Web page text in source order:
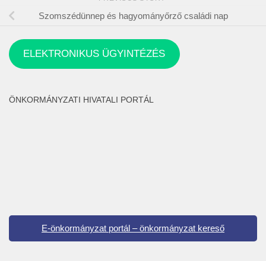
Szomszédünnep és hagyományőrző családi nap
ELEKTRONIKUS ÜGYINTÉZÉS
ÖNKORMÁNYZATI HIVATALI PORTÁL
E-önkormányzat portál – önkormányzat kereső